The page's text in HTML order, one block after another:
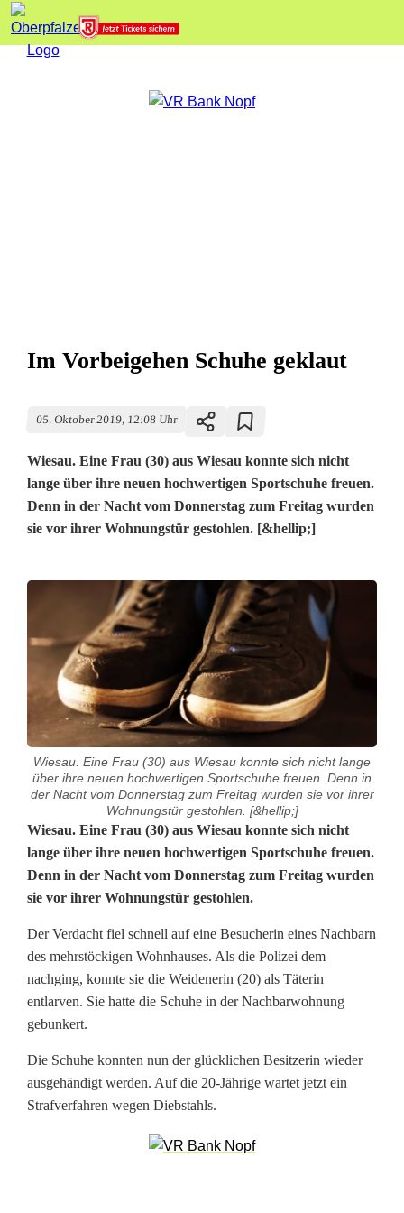
Im Vorbeigehen Schuhe geklaut
05. Oktober 2019, 12:08 Uhr
Wiesau. Eine Frau (30) aus Wiesau konnte sich nicht
lange über ihre neuen hochwertigen Sportschuhe freuen.
Denn in der Nacht vom Donnerstag zum Freitag wurden
sie vor ihrer Wohnungstür gestohlen. [&hellip;]
Wiesau. Eine Frau (30) aus Wiesau konnte sich nicht lange
über ihre neuen hochwertigen Sportschuhe freuen. Denn in
der Nacht vom Donnerstag zum Freitag wurden sie vor ihrer
Wohnungstür gestohlen. [&hellip;]
I
m
V
o
r
b
e
i
g
Wiesau. Eine Frau (30) aus Wiesau konnte sich nicht
lange über ihre neuen hochwertigen Sportschuhe freuen.
Denn in der Nacht vom Donnerstag zum Freitag wurden
sie vor ihrer Wohnungstür gestohlen.
Der Verdacht fiel schnell auf eine Besucherin eines Nachbarn
des mehrstöckigen Wohnhauses. Als die Polizei dem
nachging, konnte sie die Weidenerin (20) als Täterin
entlarven. Sie hatte die Schuhe in der Nachbarwohnung
gebunkert.
Die Schuhe konnten nun der glücklichen Besitzerin wieder
ausgehändigt werden. Auf die 20-Jährige wartet jetzt ein
Strafverfahren wegen Diebstahls.